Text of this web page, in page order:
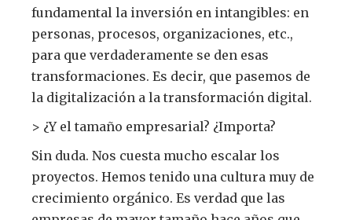
fundamental la inversión en intangibles: en
personas, procesos, organizaciones, etc.,
para que verdaderamente se den esas
transformaciones. Es decir, que pasemos de
la digitalización a la transformación digital.
> ¿Y el tamaño empresarial? ¿Importa?
Sin duda. Nos cuesta mucho escalar los
proyectos. Hemos tenido una cultura muy de
crecimiento orgánico. Es verdad que las